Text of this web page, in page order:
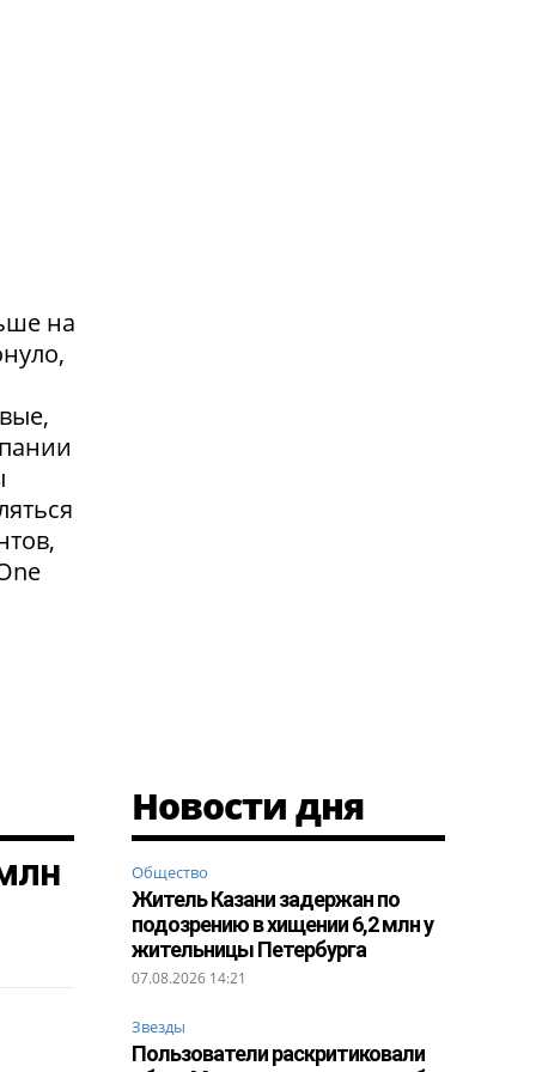
на
Новости дня
Общество
Житель Казани задержан по
подозрению в хищении 6,2 млн у
жительницы Петербурга
07.08.2026 14:21
Звезды
Пользователи раскритиковали